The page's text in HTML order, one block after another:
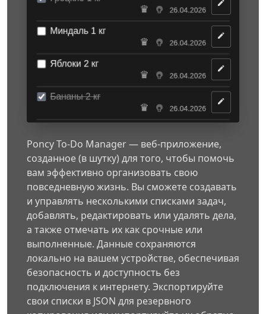
Poncy To-Do Manager — веб-приложение,
созданное (в шутку) для того, чтобы помочь
вам эффективно организовать свою
повседневную жизнь. Вы сможете создавать
и управлять несколькими списками задач,
добавлять, редактировать или удалять дела,
а также отмечать их как срочные или
выполненные. Данные сохраняются
локально на вашем устройстве, обеспечивая
безопасность и доступность без
подключения к интернету. Экспортируйте
свои списки в JSON для резервного